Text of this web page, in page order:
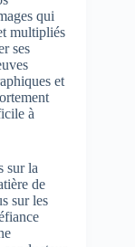
qui
multipliés
ses
et
à
sur la
de
sur les